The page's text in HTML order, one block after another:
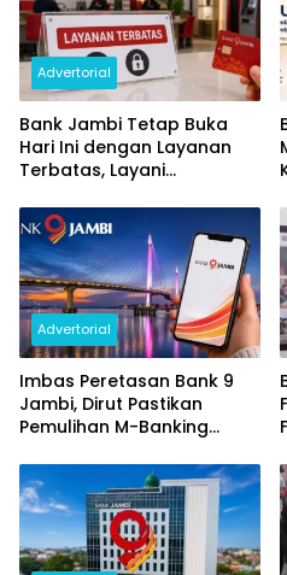
Advertorial
Bank Jambi Tetap Buka
Hari Ini dengan Layanan
Terbatas, Layani
dan Perubahan PIN
Advertorial
Imbas Peretasan Bank 9
Jambi, Dirut Pastikan
Pemulihan M-Banking